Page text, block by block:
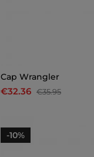
Cap Wrangler
€32.36 €35.95
-10%